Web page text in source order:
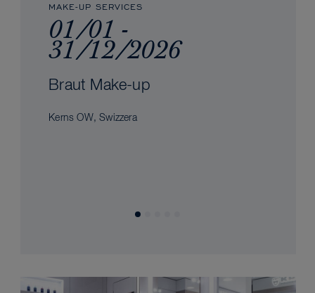
MAKE-UP SERVICES
01/01 -
31/12/2026
Braut Make-up
Kerns OW, Swizzera